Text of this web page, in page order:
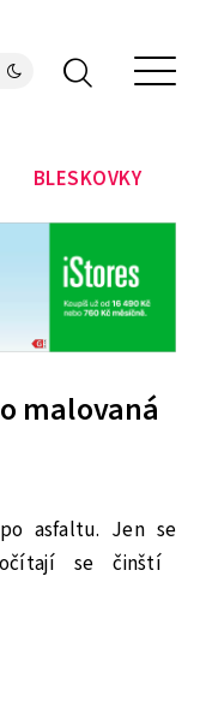
BLESKOVKY
malovaná
asfaltu. Jen se
se činští